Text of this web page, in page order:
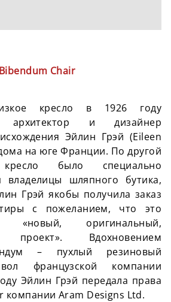
Bibendum Chair
кресло в 1926 году
архитектор и дизайнер
Эйлин Грэй (Eileen
на юге Франции. По другой
было специально
владелицы шляпного бутика,
Грэй якобы получила заказ
с пожеланием, что это
оригинальный,
проект». Вдохновением
– пухлый резиновый
французской компании
Эйлин Грэй передала права
компании Aram Designs Ltd.